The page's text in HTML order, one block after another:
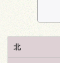
北